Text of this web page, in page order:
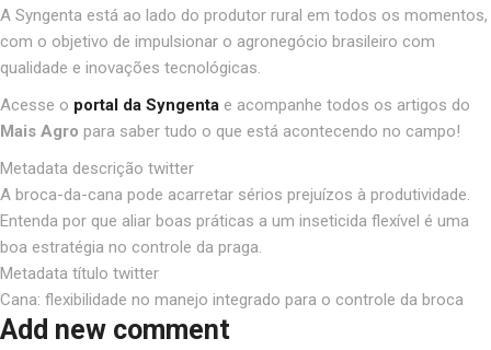
A Syngenta está ao lado do produtor rural em todos os momentos,
com o objetivo de impulsionar o agronegócio brasileiro com
qualidade e inovações tecnológicas.
Acesse o portal da Syngenta e acompanhe todos os artigos do
Mais Agro para saber tudo o que está acontecendo no campo!
Metadata descrição twitter
A broca-da-cana pode acarretar sérios prejuízos à produtividade.
Entenda por que aliar boas práticas a um inseticida flexível é uma
boa estratégia no controle da praga.
Metadata título twitter
Cana: flexibilidade no manejo integrado para o controle da broca
Add new comment